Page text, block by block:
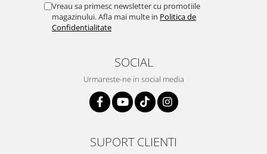
Vreau sa primesc newsletter cu promotiile
magazinului. Afla mai multe in Politica de
Confidentialitate
SOCIAL
Urmareste-ne in social media
SUPORT CLIENTI